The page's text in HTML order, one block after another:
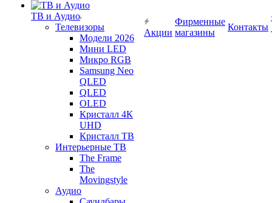
ТВ и Аудио
Телевизоры
Модели 2026
Мини LED
Микро RGB
Samsung Neo
QLED
QLED
OLED
Кристалл 4К
UHD
Кристалл ТВ
Интерьерные ТВ
The Frame
The
Movingstyle
Аудио
Акции
Фирменные
магазины
Контакты